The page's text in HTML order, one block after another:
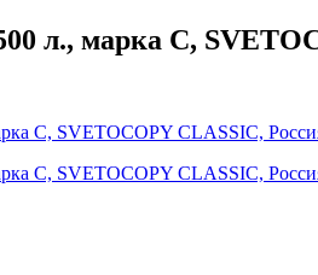
л., марка С,